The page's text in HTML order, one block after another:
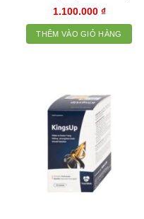
1.100.000 ₫
THÊM VÀO GIỎ HÀNG